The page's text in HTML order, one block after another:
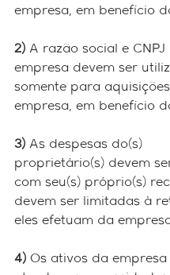
empresa, em benefício
2) A razão social e CNPJ
empresa devem ser
somente para
empresa, em benefício
3) As despesas do(s)
proprietário(s) devem
com seu(s) próprio(s)
devem ser limitadas à
eles efetuam da
4) Os ativos da empresa